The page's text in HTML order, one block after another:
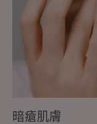
暗瘡肌膚